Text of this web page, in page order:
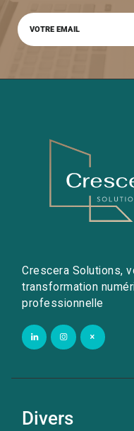
Crescera Solutions,
transformation
professionnelle
Divers